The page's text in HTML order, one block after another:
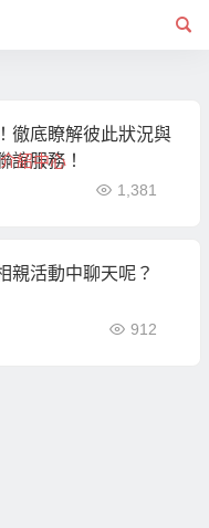
紹中心
徹底瞭解彼此狀況與
誼服務！
1,381
親活動中聊天呢？
912